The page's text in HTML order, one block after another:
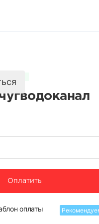
Оплатить
оплаты